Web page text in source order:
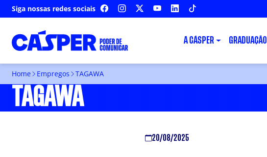
Siga nossas redes sociais FACEBOOKINSTAGRAM YOUTUBELINKEDIN
A CÁSPER GRADUAÇÃO
Home Empregos TAGAWA
TAGAWA
20/08/2025